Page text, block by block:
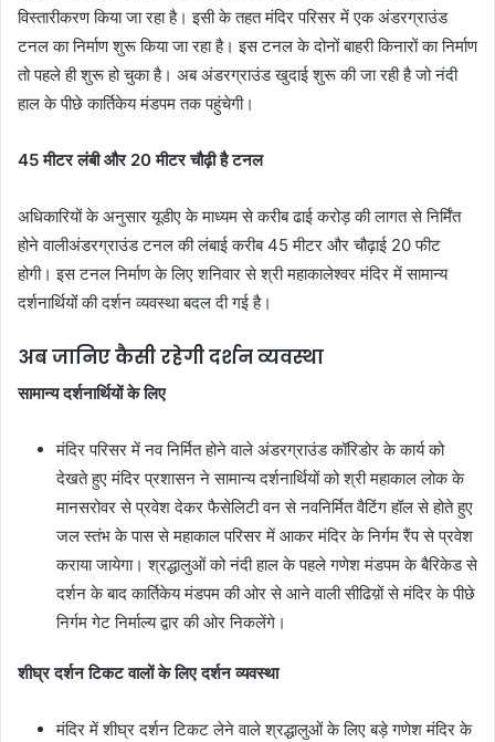
विस्तारीकरण किया जा रहा है। इसी के तहत मंदिर परिसर में एक अंडरग्राउंड
टनल का निर्माण शुरू किया जा रहा है। इस टनल के दोनों बाहरी किनारों का निर्माण
तो पहले ही शुरू हो चुका है। अब अंडरग्राउंड खुदाई शुरू की जा रही है जो नंदी
हाल के पीछे कार्तिकेय मंडपम तक पहुंचेगी।
45 मीटर लंबी और 20 मीटर चौढ़ी है टनल
अधिकारियों के अनुसार यूडीए के माध्यम से करीब ढाई करोड़ की लागत से निर्मिंत
होने वालीअंडरग्राउंड टनल की लंबाई करीब 45 मीटर और चौढ़ाई 20 फीट
होगी। इस टनल निर्माण के लिए शनिवार से श्री महाकालेश्वर मंदिर में सामान्य
दर्शनार्थियोंं की दर्शन व्यवस्था बदल दी गई है।
अब जानिए कैसी रहेगी दर्शन व्यवस्था
सामान्य दर्शनार्थियों के लिए
मंदिर परिसर में नव निर्मित होने वाले अंडरग्राउंड कॉरिडोर के कार्य को
देखते हुए मंदिर प्रशासन ने सामान्य दर्शनार्थियों को श्री महाकाल लोक के
मानसरोवर से प्रवेश देकर फैसेलिटी वन से नवनिर्मित वैटिंग हॉल से होते हुए
जल स्तंभ के पास से महाकाल परिसर में आकर मंदिर के निर्गम रैंप से प्रवेश
कराया जायेगा। श्रद्धालुओं को नंदी हाल के पहले गणेश मंडपम के बैरिकेड से
दर्शन के बाद कार्तिकेय मंडपम की ओर से आने वाली सीढिय़ों से मंदिर के पीछे
निर्गम गेट निर्माल्य द्वार की ओर निकलेंगे।
शीघ्र दर्शन टिकट वालों के लिए दर्शन व्यवस्था
मंदिर में शीघ्र दर्शन टिकट लेने वाले श्रद्धालुओं के लिए बड़े गणेश मंदिर के